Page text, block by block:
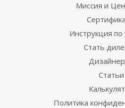
Миссия и
Инструкция по
Стать
Статьи
Политика